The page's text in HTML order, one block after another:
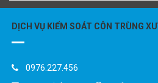
DỊCH VỤ KIỂM SOÁT CÔN TRÙNG